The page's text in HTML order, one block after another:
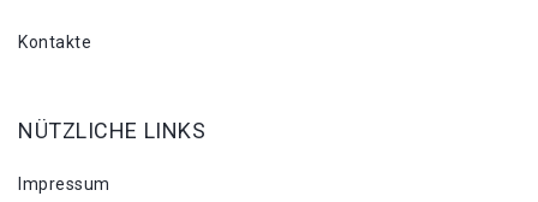
Kontakte
NÜTZLICHE LINKS
Impressum